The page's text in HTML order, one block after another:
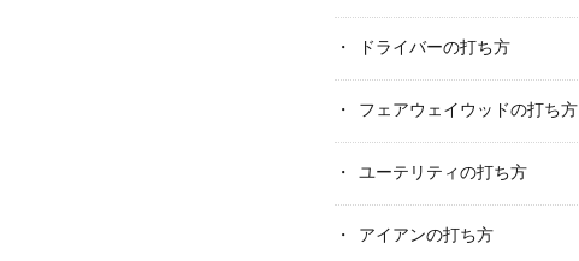
ドライバーの打ち方
フェアウェイウッドの打ち方
ユーテリティの打ち方
アイアンの打ち方